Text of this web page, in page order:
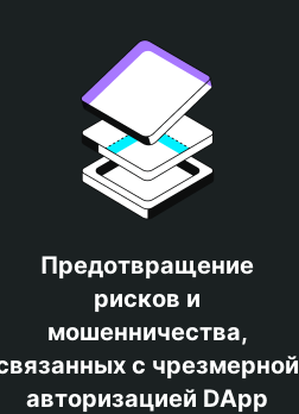
Предотвращение
рисков и
мошенничества,
с чрезмерной
авторизацией DApp